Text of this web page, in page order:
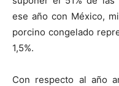
ese año con México,
porcino congelado
1,5%.
Con respecto al año